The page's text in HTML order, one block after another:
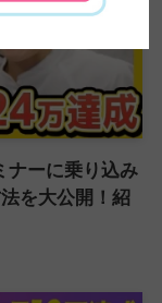
ナーに乗り込み
を大公開！紹